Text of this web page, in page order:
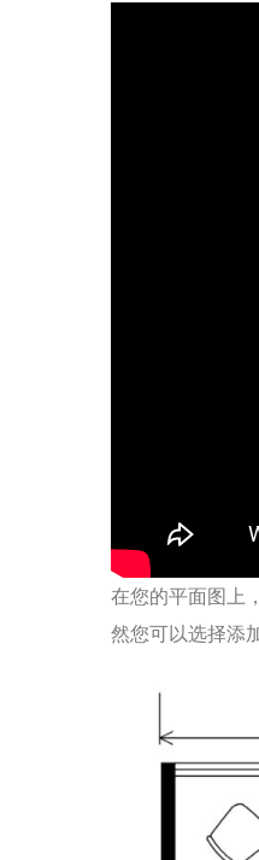
在您的平面图上
然您可以选择添